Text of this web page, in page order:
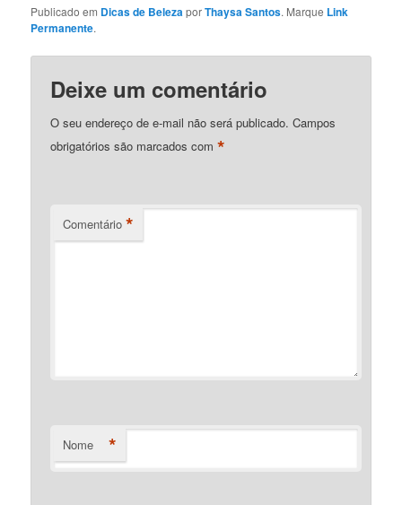
Publicado em Dicas de BelezaporThaysa Santos. Marque Link
Permanente.
Deixe um comentário
O seu endereço de e-mail não será publicado. Campos
obrigatórios são marcados com*
Comentário *
Nome *